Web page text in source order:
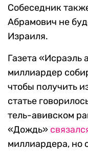
Собеседник
Абрамович не
Израиля.
Газета «Исраэль
миллиардер
чтобы получить
статье
тель-авивском
«Дождь»
миллиардера, но